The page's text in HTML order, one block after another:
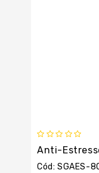
Anti-
Cód: SGAES-